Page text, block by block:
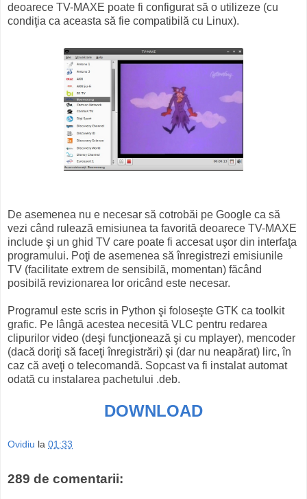
deoarece TV-MAXE poate fi configurat să o utilizeze (cu
condiţia ca aceasta să fie compatibilă cu Linux).
De asemenea nu e necesar să cotrobăi pe Google ca să
vezi când rulează emisiunea ta favorită deoarece TV-MAXE
include şi un ghid TV care poate fi accesat uşor din interfaţa
programului. Poţi de asemenea să înregistrezi emisiunile
TV (facilitate extrem de sensibilă, momentan) făcând
posibilă revizionarea lor oricând este necesar.
Programul este scris in Python şi foloseşte GTK ca toolkit
grafic. Pe lângă acestea necesită VLC pentru redarea
clipurilor video (deşi funcţionează şi cu mplayer), mencoder
(dacă doriţi să faceţi înregistrări) şi (dar nu neapărat) lirc, în
caz că aveţi o telecomandă. Sopcast va fi instalat automat
odată cu instalarea pachetului .deb.
DOWNLOAD
Ovidiu la 01:33
289 de comentarii: